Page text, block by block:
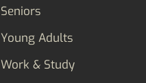
Seniors
Young Adults
Work & Study